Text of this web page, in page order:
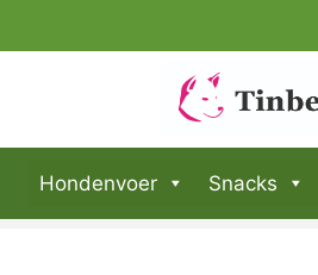
Hondenvoer Snacks